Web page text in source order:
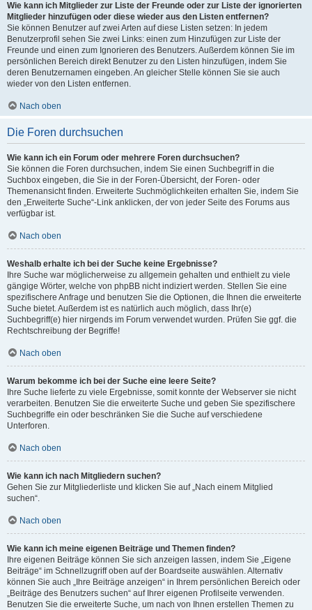
Wie kann ich Mitglieder zur Liste der Freunde oder zur Liste der ignorierten
Mitglieder hinzufügen oder diese wieder aus den Listen entfernen?
Sie können Benutzer auf zwei Arten auf diese Listen setzen: In jedem
Benutzerprofil sehen Sie zwei Links: einen zum Hinzufügen zur Liste der
Freunde und einen zum Ignorieren des Benutzers. Außerdem können Sie im
persönlichen Bereich direkt Benutzer zu den Listen hinzufügen, indem Sie
deren Benutzernamen eingeben. An gleicher Stelle können Sie sie auch
wieder von den Listen entfernen.
Nach oben
Die Foren durchsuchen
Wie kann ich ein Forum oder mehrere Foren durchsuchen?
Sie können die Foren durchsuchen, indem Sie einen Suchbegriff in die
Suchbox eingeben, die Sie in der Foren-Übersicht, der Foren- oder
Themenansicht finden. Erweiterte Suchmöglichkeiten erhalten Sie, indem Sie
den „Erweiterte Suche“-Link anklicken, der von jeder Seite des Forums aus
verfügbar ist.
Nach oben
Weshalb erhalte ich bei der Suche keine Ergebnisse?
Ihre Suche war möglicherweise zu allgemein gehalten und enthielt zu viele
gängige Wörter, welche von phpBB nicht indiziert werden. Stellen Sie eine
spezifischere Anfrage und benutzen Sie die Optionen, die Ihnen die erweiterte
Suche bietet. Außerdem ist es natürlich auch möglich, dass Ihr(e)
Suchbegriff(e) hier nirgends im Forum verwendet wurden. Prüfen Sie ggf. die
Rechtschreibung der Begriffe!
Nach oben
Warum bekomme ich bei der Suche eine leere Seite?
Ihre Suche lieferte zu viele Ergebnisse, somit konnte der Webserver sie nicht
verarbeiten. Benutzen Sie die erweiterte Suche und geben Sie spezifischere
Suchbegriffe ein oder beschränken Sie die Suche auf verschiedene
Unterforen.
Nach oben
Wie kann ich nach Mitgliedern suchen?
Gehen Sie zur Mitgliederliste und klicken Sie auf „Nach einem Mitglied
suchen“.
Nach oben
Wie kann ich meine eigenen Beiträge und Themen finden?
Ihre eigenen Beiträge können Sie sich anzeigen lassen, indem Sie „Eigene
Beiträge“ im Schnellzugriff oben auf der Boardseite auswählen. Alternativ
können Sie auch „Ihre Beiträge anzeigen“ in Ihrem persönlichen Bereich oder
„Beiträge des Benutzers suchen“ auf Ihrer eigenen Profilseite verwenden.
Benutzen Sie die erweiterte Suche, um nach von Ihnen erstellen Themen zu